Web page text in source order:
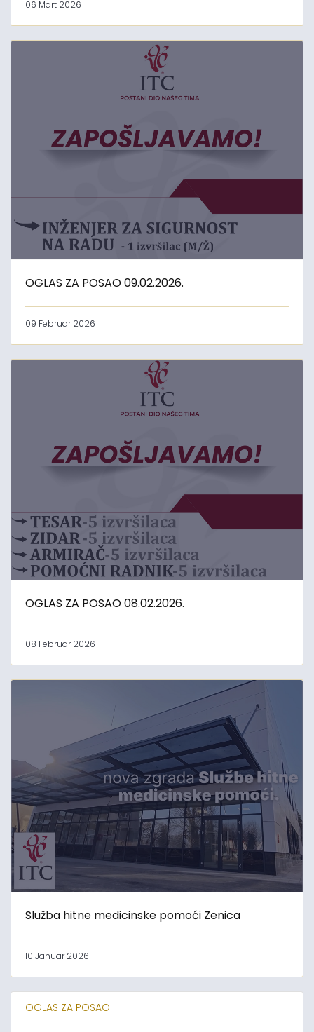
06 Mart 2026
OGLAS ZA POSAO 09.02.2026.
09 Februar 2026
OGLAS ZA POSAO 08.02.2026.
08 Februar 2026
Služba hitne medicinske pomoći Zenica
10 Januar 2026
OGLAS ZA POSAO